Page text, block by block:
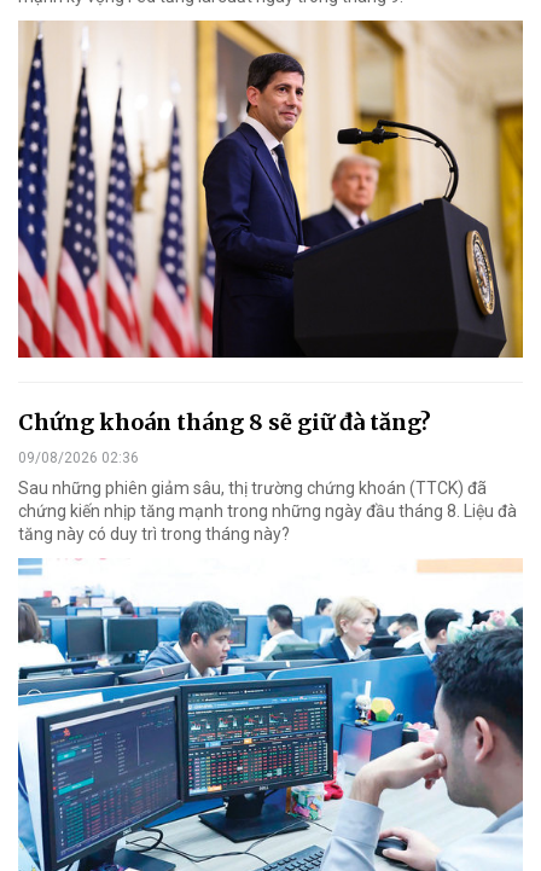
Chứng khoán tháng 8 sẽ giữ đà tăng?
09/08/2026 02:36
Sau những phiên giảm sâu, thị trường chứng khoán (TTCK) đã
chứng kiến nhịp tăng mạnh trong những ngày đầu tháng 8. Liệu đà
tăng này có duy trì trong tháng này?